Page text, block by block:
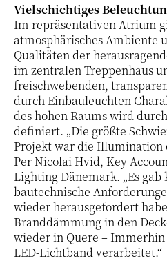
Vielschichtiges
Im repräsentativen Atrium
atmosphärisches Ambiente
Qualitäten der
im zentralen Treppenhaus
freischwebenden,
durch Einbauleuchten
des hohen Raums wird
definiert. „Die größte
Projekt war die Illumination
Per Nicolai Hvid, Key
Lighting Dänemark. „Es gab
bautechnische
wieder herausgefordert
Branddämmung in den
wieder in Quere –
LED-Lichtband verarbeitet.“